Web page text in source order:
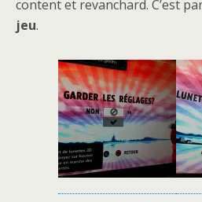
content et revanchard. C’est
jeu.